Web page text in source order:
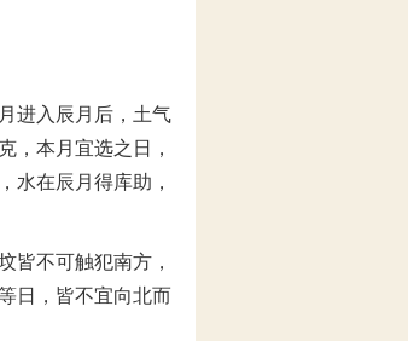
进入辰月后，土气
，本月宜选之日，
水在辰月得库助，
皆不可触犯南方，
日，皆不宜向北而